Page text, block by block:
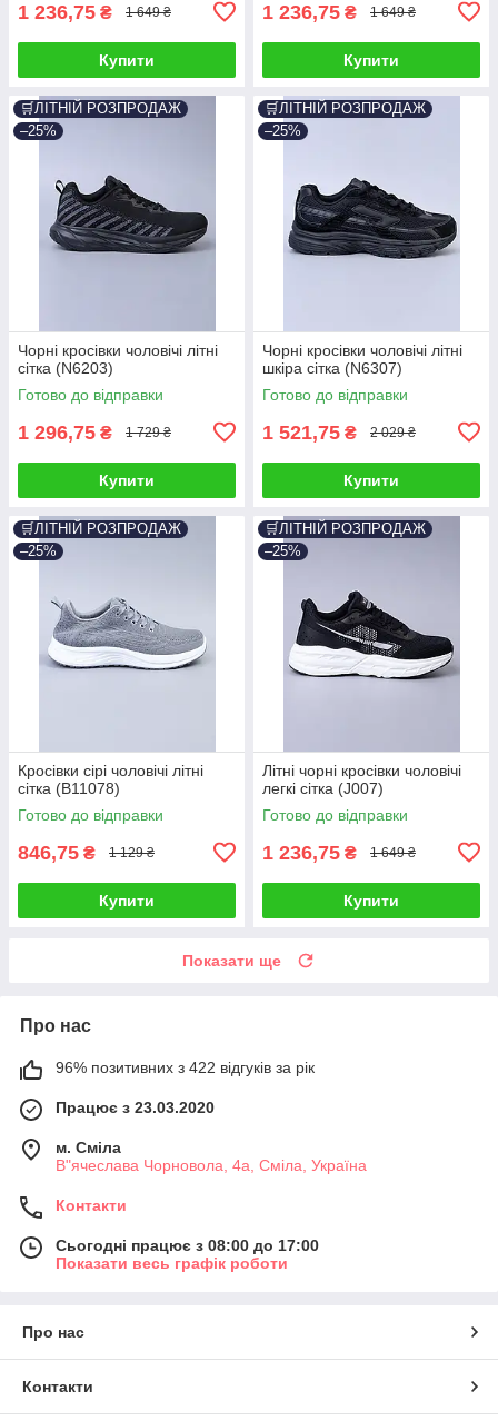
1 236,75 ₴ 1 649 ₴
Купити
1 236,75 ₴ 1 649 ₴
Купити
🛒ЛІТНІЙ РОЗПРОДАЖ
–25%
Чорні кросівки чоловічі літні
сітка (N6203)
Готово до відправки
1 296,75 ₴ 1 729 ₴
Купити
🛒ЛІТНІЙ РОЗПРОДАЖ
–25%
Чорні кросівки чоловічі літні
шкіра сітка (N6307)
Готово до відправки
1 521,75 ₴ 2 029 ₴
Купити
🛒ЛІТНІЙ РОЗПРОДАЖ
–25%
Кросівки сірі чоловічі літні
сітка (B11078)
Готово до відправки
846,75 ₴ 1 129 ₴
Купити
🛒ЛІТНІЙ РОЗПРОДАЖ
–25%
Літні чорні кросівки чоловічі
легкі сітка (J007)
Готово до відправки
1 236,75 ₴ 1 649 ₴
Купити
Показати ще
Про нас
96% позитивних з 422 відгуків за рік
Працює з 23.03.2020
м. Сміла
В"ячеслава Чорновола, 4а, Сміла, Україна
Контакти
Сьогодні працює з 08:00 до 17:00
Показати весь графік роботи
Про нас
Контакти